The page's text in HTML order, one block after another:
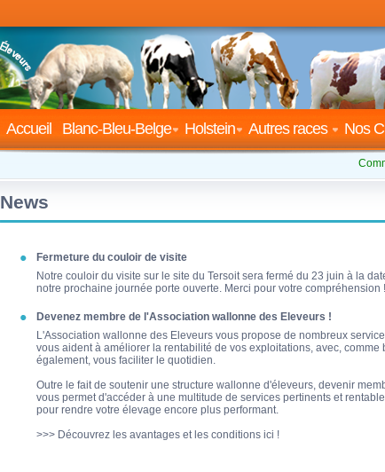
Nos
Autres races
Holstein
Blanc-Bleu-Belge
Accueil
News
Fermeture du couloir de visite
Notre couloir du visite sur le site du Tersoit sera fermé du 23 juin à la
notre prochaine journée porte ouverte. Merci pour votre compréhension !
Devenez membre de l'Association wallonne des Eleveurs !
L'Association wallonne des Eleveurs vous propose de nombreux
vous aident à améliorer la rentabilité de vos exploitations, avec, comme
également, vous faciliter le quotidien.
Outre le fait de soutenir une structure wallonne d'éleveurs, devenir
vous permet d'accéder à une multitude de services pertinents et
pour rendre votre élevage encore plus performant.
>>> Découvrez les avantages et les conditions ici !